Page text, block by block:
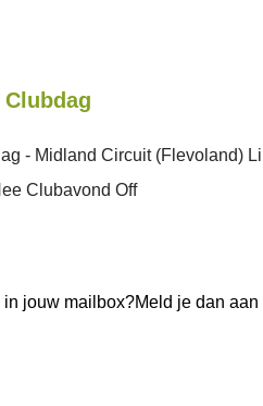
- Midland Circuit (Flevoland)
Clubavond Off
jouw mailbox?Meld je dan aan